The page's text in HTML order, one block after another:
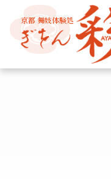
京都 舞妓体験処